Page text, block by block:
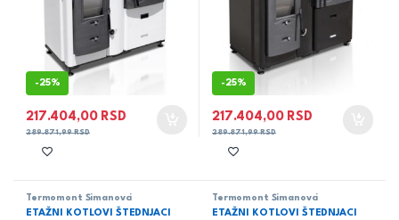
-25%
217.404,00 RSD
289.871,99RSD
-25%
217.404,00 RSD
289.871,99RSD
Termomont Šimanovci
ETAŽNI KOTLOVI ŠTEDNJACI
Termomont Šimanovci
ETAŽNI KOTLOVI ŠTEDNJACI